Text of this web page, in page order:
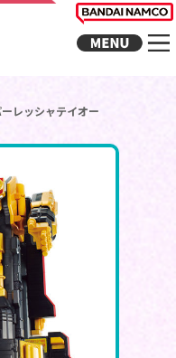
レッシャテイオー